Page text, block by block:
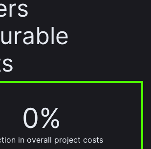
0%
30%
in overall project costs